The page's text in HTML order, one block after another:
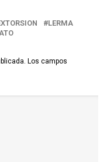
LERMA
Los campos